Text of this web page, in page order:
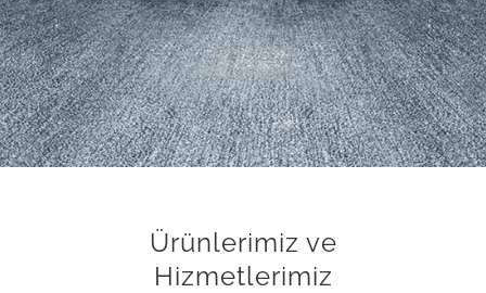
Ürünlerimiz ve
Hizmetlerimiz